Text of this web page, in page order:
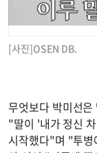
[사진]OSEN DB.
무엇보다 박미선
"딸이 '내가 정신
시작했다"며 "투병